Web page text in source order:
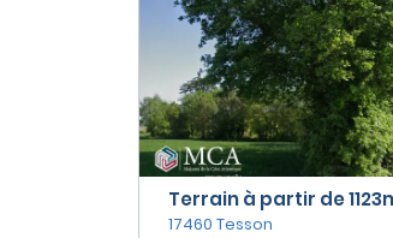
Terrain à partir de
17460 Tesson